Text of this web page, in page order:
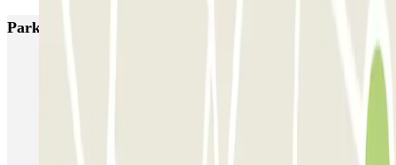
Parkings más valorados en Courbevoie
URBIS PARK Jacques Cartier (INDIGO) - La Défense - Courbevoie